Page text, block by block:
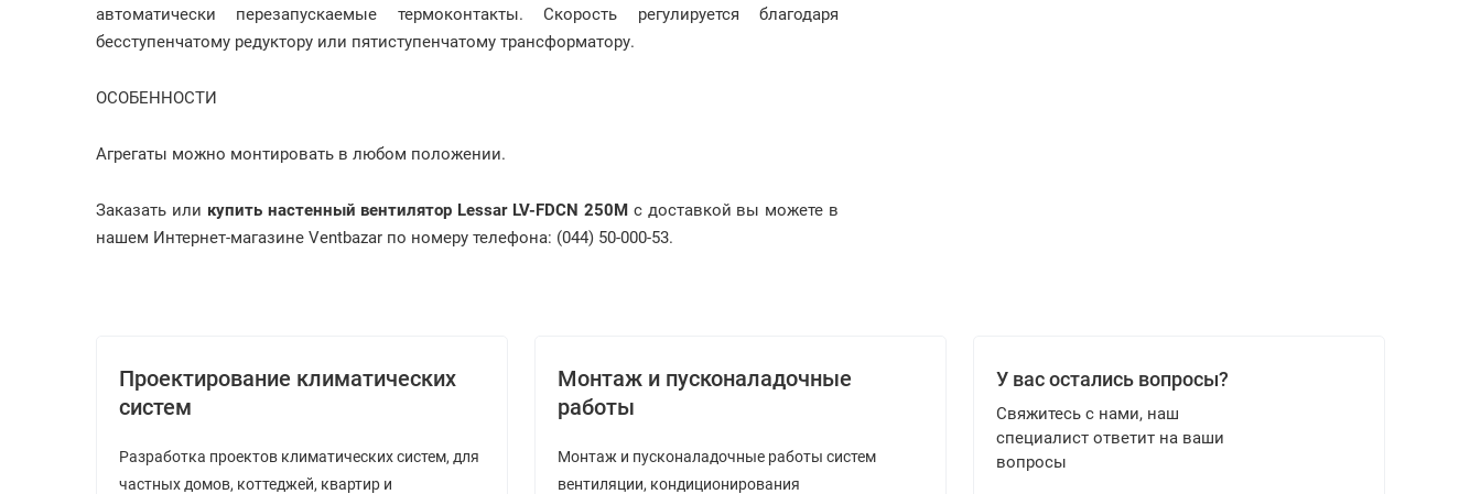
автоматически перезапускаемые термоконтакты. Скорость регулируется благодаря
бесступенчатому редуктору или пятиступенчатому трансформатору.
ОСОБЕННОСТИ
Агрегаты можно монтировать в любом положении.
Заказать или купить настенный вентилятор Lessar LV-FDCN 250Mс доставкой вы можете в
нашем Интернет-магазине Ventbazar по номеру телефона: (044) 50-000-53.
Проектирование климатических
систем
Разработка проектов климатических систем, для
частных домов, коттеджей, квартир и
Монтаж и пусконаладочные
работы
Монтаж и пусконаладочные работы систем
вентиляции, кондиционирования
У вас остались вопросы?
Свяжитесь с нами, наш
специалист ответит на ваши
вопросы